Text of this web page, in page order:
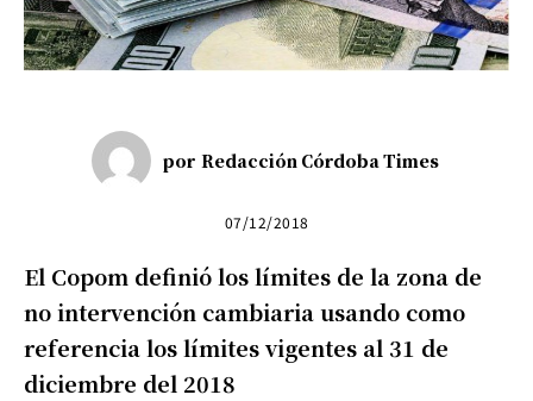
por Redacción Córdoba Times
07/12/2018
El Copom definió los límites de la zona de
no intervención cambiaria usando como
referencia los límites vigentes al 31 de
diciembre del 2018